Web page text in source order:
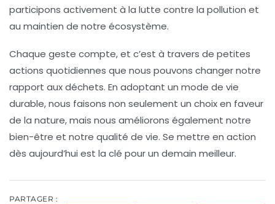
participons activement à la lutte contre la pollution et
au maintien de notre écosystème.
Chaque geste compte, et c’est à travers de petites
actions quotidiennes que nous pouvons changer notre
rapport aux déchets. En adoptant un mode de vie
durable, nous faisons non seulement un choix en faveur
de la nature, mais nous améliorons également notre
bien-être et notre qualité de vie. Se mettre en action
dès aujourd’hui est la clé pour un demain meilleur.
PARTAGER :